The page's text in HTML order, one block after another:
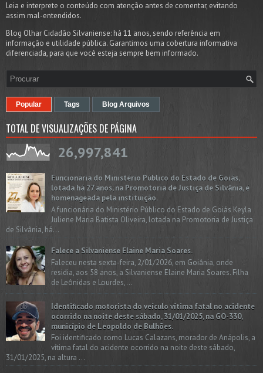
Leia e interprete o conteúdo com atenção antes de comentar, evitando
assim mal-entendidos.
Blog Olhar Cidadão Silvaniense: há 11 anos, sendo referência em
informação e utilidade pública. Garantimos uma cobertura informativa
diferenciada, para que você esteja sempre bem informado.
Popular Tags Blog Arquivos
TOTAL DE VISUALIZAÇÕES DE PÁGINA
26,997,841
Funcionária do Ministério Público do Estado de Goiás,
lotada há 27 anos, na Promotoria de Justiça de Silvânia, é
homenageada pela instituição.
A funcionária do Ministério Público do Estado de Goiás Keyla
Juliene Maria Batista Oliveira, lotada na Promotoria de Justiça
de Silvânia, há...
Falece a Silvaniense Elaine Maria Soares.
Faleceu nesta sexta-feira, 2/01/2026, em Goiânia, onde
residia, aos 58 anos, a Silvaniense Elaine Maria Soares. Filha
de Leônidas e Lourdes,...
Identificado motorista do veículo vítima fatal no acidente
ocorrido na noite deste sábado, 31/01/2025, na GO-330,
município de Leopoldo de Bulhões.
Foi identificado como Lucas Calazans, morador de Anápolis, a
vítima fatal do acidente ocorrido na noite deste sábado,
31/01/2025, na altura ...